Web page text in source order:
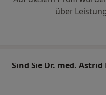
über
Sind Sie Dr. med. Astrid